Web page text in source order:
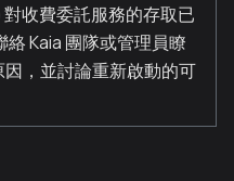
收費委託服務的存取已
絡 Kaia 團隊或管理員瞭
，並討論重新啟動的可